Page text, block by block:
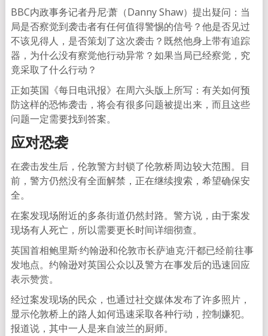
BBC内政事务记者丹尼·萧（Danny Shaw）提出疑问：当
局是否察觉到袭击者有任何值得警惕的信号？他是否见过
不该见得人，是否策划了这次袭击？既然他身上带有追踪
器，为什么没有察觉他行动异常？如果当局已经察觉，究
竟采取了什么行动？
正如英国《每日电讯报》在周六头版上所写：有关如何预
防这样的恐怖袭击，将会有很多问题被提出来，而且这些
问题一定需要找到答案。
应对恐袭
在袭击发生后，伦敦警方封锁了伦敦桥周边较大范围。目
前，警方仍然没有全面解禁，正在继续搜索，希望确保安
全。
在案发现场附近的多条街道仍然封路。警方说，由于案发
现场有人死亡，所以需要更长时间详细彻查。
英国首相鲍里斯·约翰逊和伦敦市长萨迪克·汗都已经前往事
发地点。约翰逊对英国公众以及警方在事发后的迅速回应
表示赞赏。
经过案发现场的民众，也通过社交媒体发布了许多照片，
显示伦敦桥上的路人如何迅速采取各种行动，控制嫌犯。
报道说，其中一人是来自波兰的厨师。